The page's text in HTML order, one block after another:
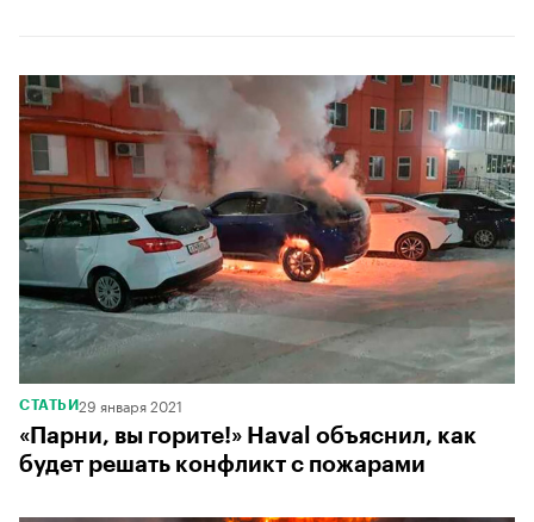
СТАТЬИ29 января 2021
«Парни, вы горите!» Haval объяснил, как
будет решать конфликт с пожарами